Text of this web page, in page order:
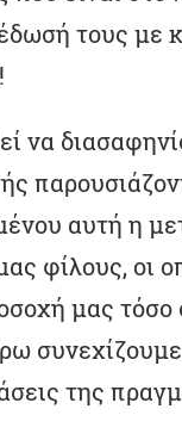
τους με
να
αυτή η
φίλους, οι
μας
της